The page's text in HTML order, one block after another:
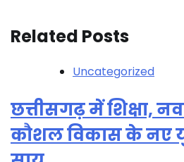
Related Posts
Uncategorized
छत्तीसगढ़ में शिक्षा,
कौशल विकास के नए